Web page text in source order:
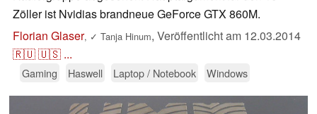
Zöller ist Nvidias brandneue GeForce GTX 860M.
Florian Glaser, ✓ Tanja Hinum, Veröffentlicht am 12.03.2014
🇷🇺🇺🇸 ...
Gaming Haswell Laptop / Notebook Windows